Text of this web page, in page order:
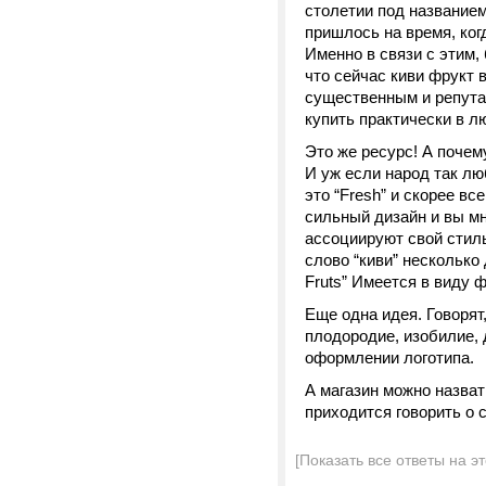
столетии под
пришлось на время,
Именно в связи с
что сейчас киви фрукт
существенным и
купить практически в
Это же ресурс! А
И уж если народ так
это “Fresh” и скорее
сильный дизайн и вы
ассоциируют свой
слово “киви”
Fruts” Имеется в виду
Еще одна идея.
плодородие,
оформлении логотипа.
А магазин можно
приходится говорить о
[Показать все ответы на